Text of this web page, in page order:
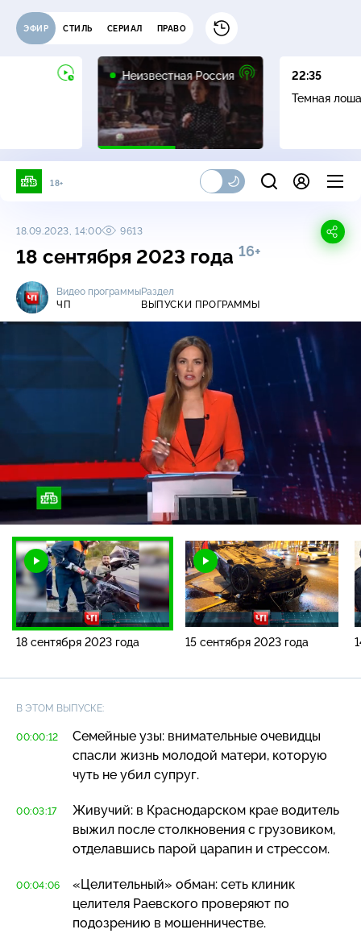
ЭФИР СТИЛЬ СЕРИАЛ ПРАВО
Неизвестная Россия
6+
22:35
Темная
18+
18.09.2023, 14:00 9613
18 сентября 2023 года 16+
Видео программы
ЧП
Раздел
ВЫПУСКИ ПРОГРАММЫ
Загрузка:
4.13%
18 сентября 2023 года 15 сентября 2023 года
В ЭТОМ ВЫПУСКЕ:
00:00:12
Семейные узы: внимательные очевидцы
спасли жизнь молодой матери, которую
чуть не убил супруг.
00:03:17
Живучий: в Краснодарском крае водитель
выжил после столкновения с грузовиком,
отделавшись парой царапин и стрессом.
00:04:06
«Целительный» обман: сеть клиник
целителя Раевского проверяют по
подозрению в мошенничестве.